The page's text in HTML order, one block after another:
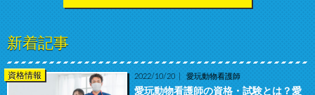
新着記事
資格情報 2022/10/20 愛玩動物看護師
愛玩動物看護師の資格・試験とは？愛